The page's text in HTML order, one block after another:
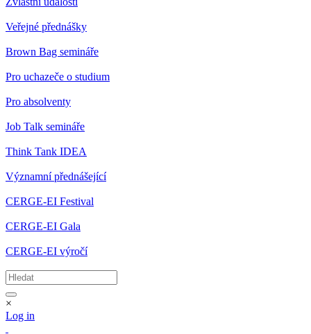
Veřejné přednášky
Brown Bag semináře
Pro uchazeče o studium
Pro absolventy
Job Talk semináře
Think Tank IDEA
Významní přednášející
CERGE-EI Festival
CERGE-EI Gala
CERGE-EI výročí
×
Log in